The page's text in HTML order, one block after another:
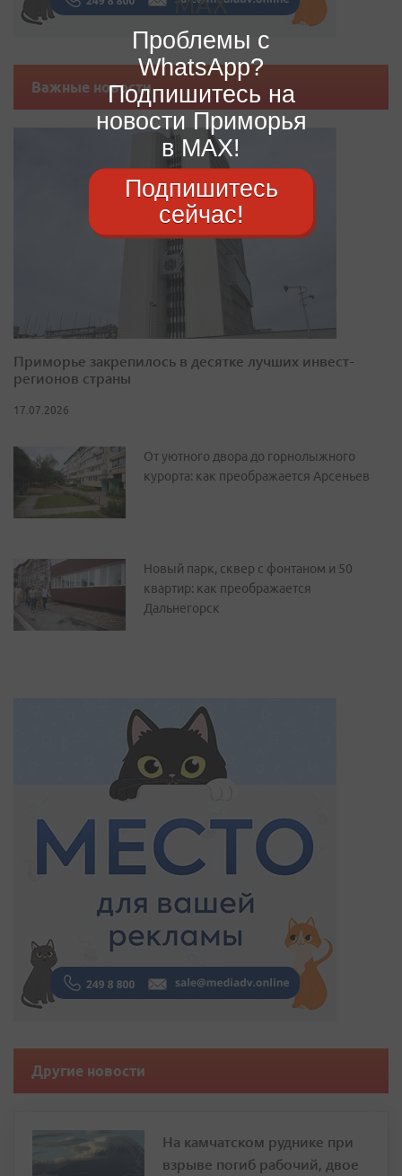
Важные новости
Приморье закрепилось в десятке лучших инвест-
регионов страны
17.07.2026
От уютного двора до горнолыжного
курорта: как преображается Арсеньев
Новый парк, сквер с фонтаном и 50
квартир: как преображается
Дальнегорск
Другие новости
На камчатском руднике при
взрыве погиб рабочий, двое
Проблемы с
WhatsApp?
Подпишитесь на
новости Приморья
в MAX!
Подпишитесь
сейчас!